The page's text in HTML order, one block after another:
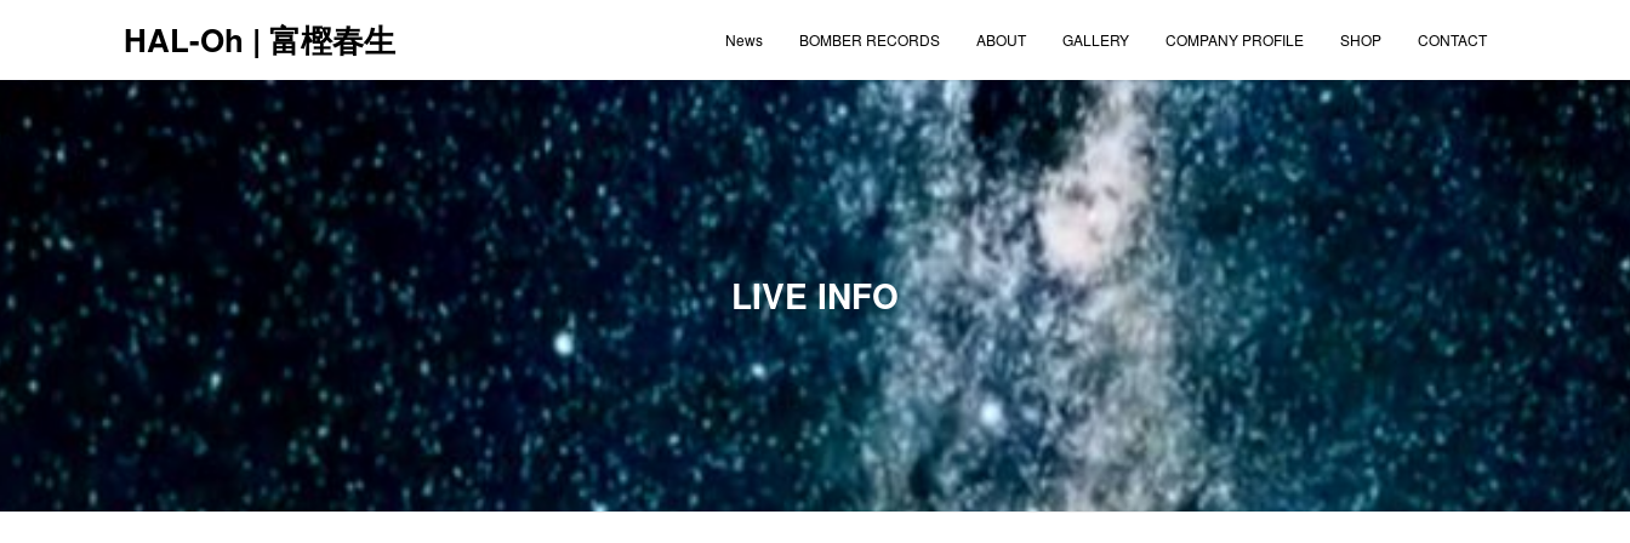
HAL-Oh | 富樫春生 News BOMBER RECORDS ABOUT GALLERY COMPANY PROFILE SHOP CONTACT
LIVE INFO
12:00 AM
1:00 AM
2:00 AM
3:00 AM
4:00 AM